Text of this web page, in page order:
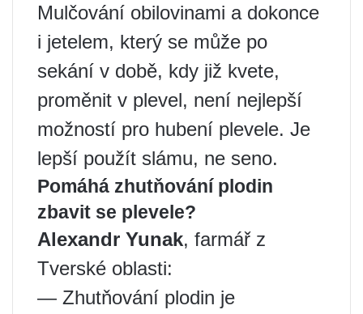
Mulčování obilovinami a dokonce
i jetelem, který se může po
sekání v době, kdy již kvete,
proměnit v plevel, není nejlepší
možností pro hubení plevele. Je
lepší použít slámu, ne seno.
Pomáhá zhutňování plodin
zbavit se plevele?
Alexandr Yunak, farmář z
Tverské oblasti:
— Zhutňování plodin je